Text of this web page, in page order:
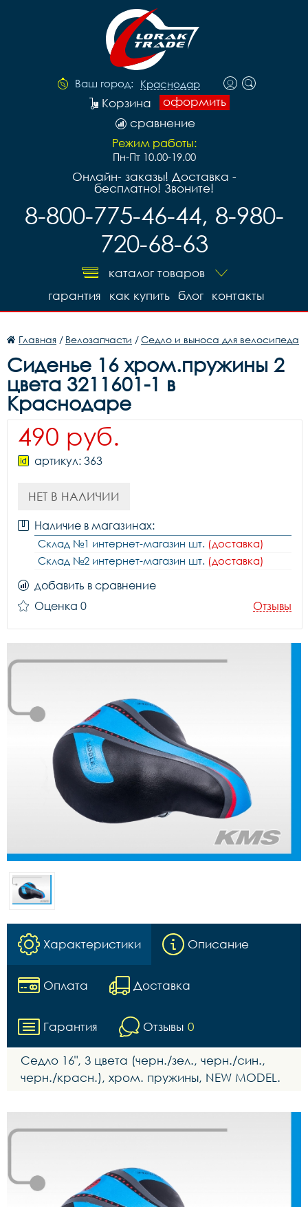
Ваш город: Краснодар
оформить
Корзина
сравнение
Режим работы:
Пн-Пт 10.00-19.00
Онлайн- заказы! Доставка -
бесплатно! Звоните!
8-800-775-46-44, 8-980-
720-68-63
каталог товаров
контакты
блог
как купить
гарантия
Главная / Велозапчасти /Седло и выноса для велосипеда
Сиденье 16 хром.пружины 2
цвета 3211601-1 в
Краснодаре
490 руб.
артикул: 363
НЕТ В НАЛИЧИИ
Наличие в магазинах:
Склад №1 интернет-магазин шт. (доставка)
Склад №2 интернет-магазин шт. (доставка)
добавить в сравнение
Оценка 0
Отзывы
Характеристики Описание
Оплата Доставка
Гарантия Отзывы 0
Седло 16", 3 цвета (черн./зел., черн./син.,
черн./красн.), хром. пружины, NEW MODEL.